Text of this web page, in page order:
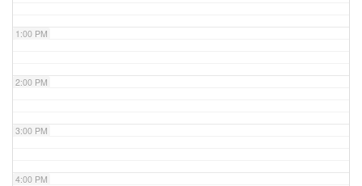
1:00 PM
2:00 PM
3:00 PM
4:00 PM